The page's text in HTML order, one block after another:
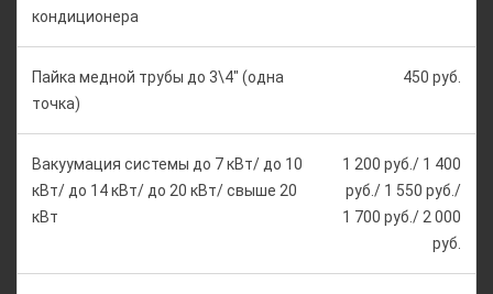
кондиционера
Пайка медной трубы до 3\4" (одна
точка)
450 руб.
Вакуумация системы до 7 кВт/ до 10
кВт/ до 14 кВт/ до 20 кВт/ свыше 20
кВт
1 200 руб./ 1 400
руб./ 1 550 руб./
1 700 руб./ 2 000
руб.